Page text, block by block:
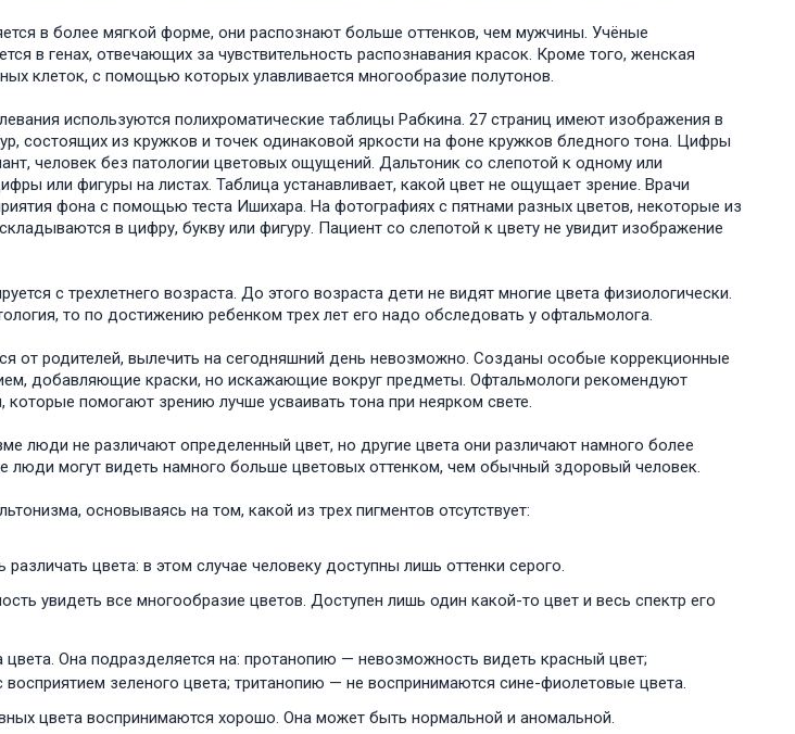
в более мягкой форме, они распознают больше оттенков, чем мужчины. Учёные
в генах, отвечающих за чувствительность распознавания красок. Кроме того, женская
клеток, с помощью которых улавливается многообразие полутонов.
используются полихроматические таблицы Рабкина. 27 страниц имеют изображения в
состоящих из кружков и точек одинаковой яркости на фоне кружков бледного тона. Цифры
человек без патологии цветовых ощущений. Дальтоник со слепотой к одному или
или фигуры на листах. Таблица устанавливает, какой цвет не ощущает зрение. Врачи
фона с помощью теста Ишихара. На фотографиях с пятнами разных цветов, некоторые из
в цифру, букву или фигуру. Пациент со слепотой к цвету не увидит изображение
с трехлетнего возраста. До этого возраста дети не видят многие цвета физиологически.
то по достижению ребенком трех лет его надо обследовать у офтальмолога.
от родителей, вылечить на сегодняшний день невозможно. Созданы особые коррекционные
добавляющие краски, но искажающие вокруг предметы. Офтальмологи рекомендуют
которые помогают зрению лучше усваивать тона при неярком свете.
люди не различают определенный цвет, но другие цвета они различают намного более
люди могут видеть намного больше цветовых оттенком, чем обычный здоровый человек.
основываясь на том, какой из трех пигментов отсутствует:
цвета: в этом случае человеку доступны лишь оттенки серого.
увидеть все многообразие цветов. Доступен лишь один какой-то цвет и весь спектр его
Она подразделяется на: протанопию — невозможность видеть красный цвет;
зеленого цвета; тританопию — не воспринимаются сине-фиолетовые цвета.
цвета воспринимаются хорошо. Она может быть нормальной и аномальной.